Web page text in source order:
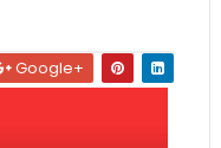
Google+